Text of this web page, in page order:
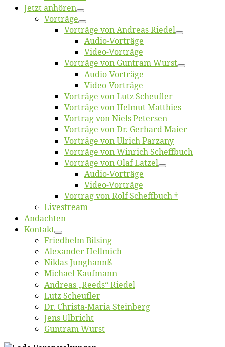
Jetzt an­hö­ren
Vor­trä­ge
Vor­trä­ge von An­dre­as Riedel
Au­dio-Vor­trä­ge
Vi­deo-Vor­trä­ge
Vor­trä­ge von Gun­tram Wurst
Au­dio-Vor­trä­ge
Vi­deo-Vor­trä­ge
Vor­trä­ge von Lutz Scheufler
Vor­trä­ge von Hel­mut Matthies
Vor­trag von Niels Petersen
Vor­trä­ge von Dr. Ger­hard Maier
Vor­trä­ge von Ul­rich Parzany
Vor­trä­ge von Win­rich Scheffbuch
Vor­trä­ge von Olaf Latzel
Au­dio-Vor­trä­ge
Vi­deo-Vor­trä­ge
Vor­trag von Rolf Scheffbuch †
Live­stream
An­dach­ten
Kon­takt
Fried­helm Bilsing
Alex­an­der Hellmich
Ni­klas Junghannß
Mi­cha­el Kaufmann
An­dre­as „Reeds“ Riedel
Lutz Scheuf­ler
Dr. Chris­­ta-Ma­ria Steinberg
Jens Ulb­richt
Gun­tram Wurst